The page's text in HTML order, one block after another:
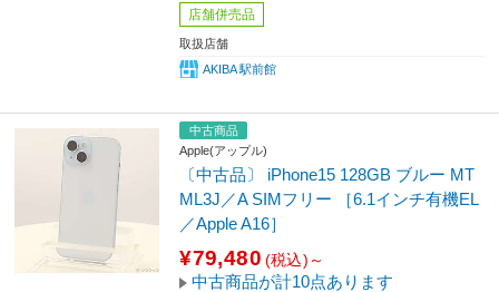
店舗併売品
取扱店舗
AKIBA 駅前館
中古商品
Apple(アップル)
〔中古品〕 iPhone15 128GB ブルー MT
ML3J／A SIMフリー ［6.1インチ有機EL
／Apple A16］
¥79,480 (税込)～
中古商品が計10点あります